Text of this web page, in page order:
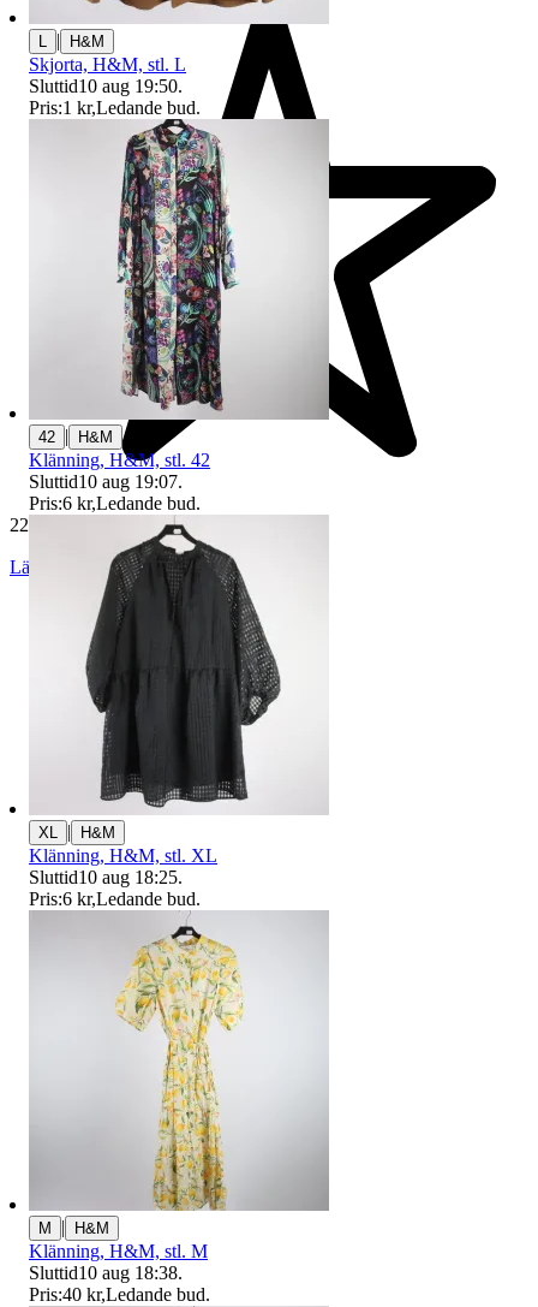
229 557 omdömen
Läs omdömen Följ
L | H&M
Skjorta, H&M, stl. L
Sluttid10 aug 19:50.
Pris:1 kr,Ledande bud.
42 | H&M
Klänning, H&M, stl. 42
Sluttid10 aug 19:07.
Pris:6 kr,Ledande bud.
XL | H&M
Klänning, H&M, stl. XL
Sluttid10 aug 18:25.
Pris:6 kr,Ledande bud.
M | H&M
Klänning, H&M, stl. M
Sluttid10 aug 18:38.
Pris:40 kr,Ledande bud.